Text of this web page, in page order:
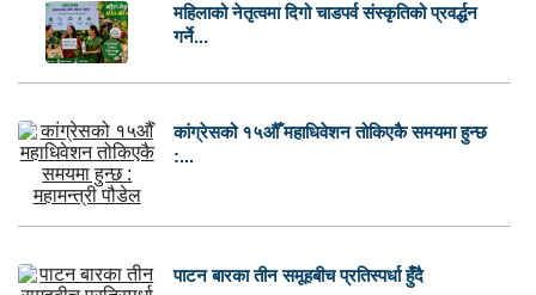
महिलाको नेतृत्वमा दिगो चाडपर्व संस्कृतिको प्रवर्द्धन
गर्ने...
कांग्रेसको १५औँ महाधिवेशन तोकिएकै समयमा हुन्छ
:...
पाटन बारका तीन समूहबीच प्रतिस्पर्धा हुँदै